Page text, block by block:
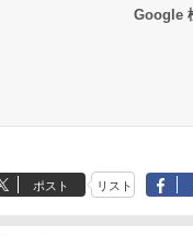
Google
ポスト リスト